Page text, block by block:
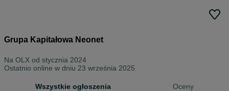
Grupa Kapitałowa Neonet
Na OLX od stycznia 2024
Ostatnio online w dniu 23 września 2025
Wszystkie ogłoszenia Oceny